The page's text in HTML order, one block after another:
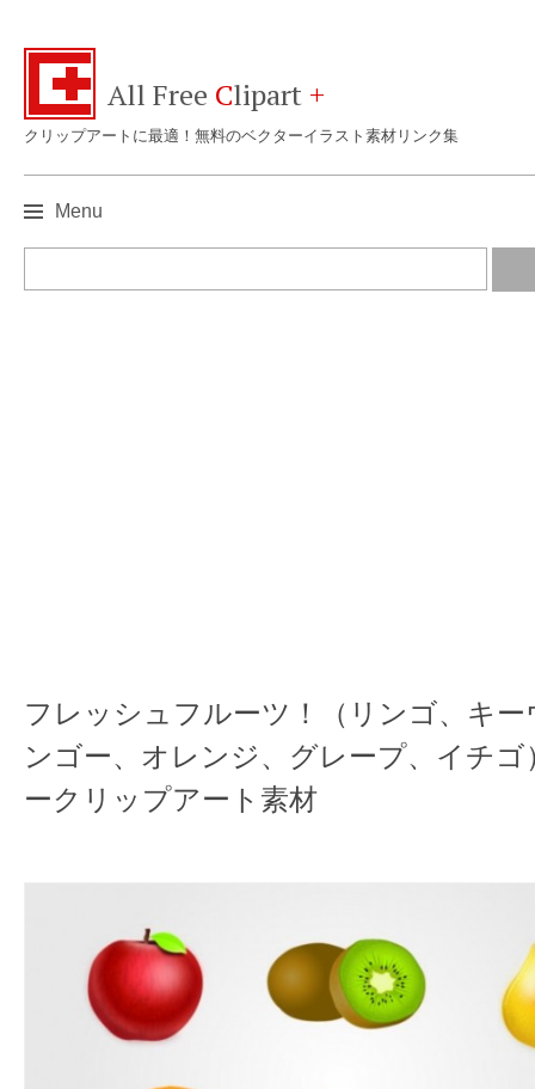
All Free Clipart +
クリップアートに最適！無料のベクターイラスト素材リンク集
Menu
フレッシュフルーツ！（リンゴ、キー
ンゴー、オレンジ、グレープ、イチゴ
ークリップアート素材